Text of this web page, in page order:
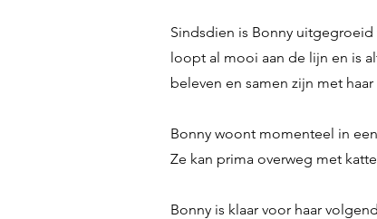
Sindsdien is Bonny
loopt al mooi aan de lijn en is
beleven en samen zijn met haar
Bonny woont momenteel in
Ze kan prima overweg met
Bonny is klaar voor haar